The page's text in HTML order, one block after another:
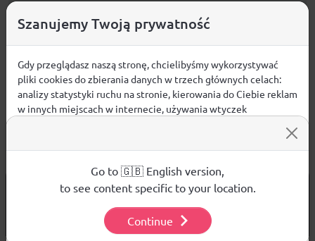
DARMOWA WYSYŁKAod 299 PLN
14 DNINA ZWROT TOWARU
Szanujemy Twoją prywatność
Gdy przeglądasz naszą stronę, chcielibyśmy wykorzystywać
pliki cookies do zbierania danych w trzech głównych celach:
analizy statystyki ruchu na stronie, kierowania do Ciebie reklam
w innych miejscach w internecie, używania wtyczek
używanych plików cookies.
Aby dowiedzieć się więcej o plikach cookie i tym, jak
wykorzystujemy Twoje dane, odwiedź naszą Polityką
Go to 🇬🇧 English version,
to see content specific to your location.
Continue